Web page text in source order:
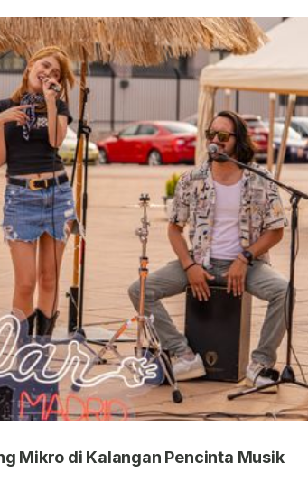
Mikro di Kalangan Pencinta Musik